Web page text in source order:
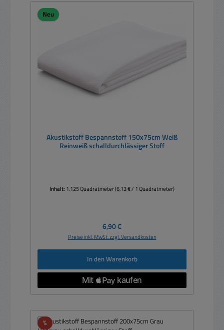
Neu
Akustikstoff Bespannstoff 150x75cm Weiß
Reinweiß schalldurchlässiger Stoff
Inhalt: 1.125 Quadratmeter(6,13 € / 1 Quadratmeter)
Regulärer Preis:
6,90 €
Preise inkl. MwSt. zzgl. Versandkosten
In den Warenkorb
%Rabatt